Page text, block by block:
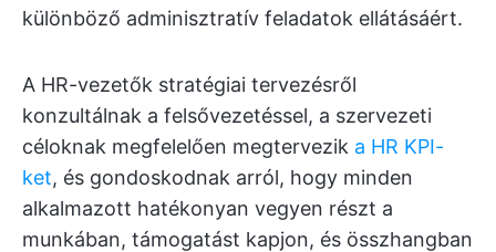
különböző adminisztratív feladatok ellátásáért.
A HR-vezetők stratégiai tervezésről
konzultálnak a felsővezetéssel, a szervezeti
céloknak megfelelően megtervezik a HR KPI-
ket, és gondoskodnak arról, hogy minden
alkalmazott hatékonyan vegyen részt a
munkában, támogatást kapjon, és összhangban